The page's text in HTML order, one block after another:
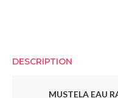
DESCRIPTION
MUSTELA EAU